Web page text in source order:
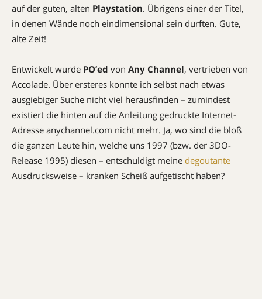
auf der guten, alten Playstation. Übrigens einer der Titel,
in denen Wände noch eindimensional sein durften. Gute,
alte Zeit!
Entwickelt wurde PO’ed von Any Channel, vertrieben von
Accolade. Über ersteres konnte ich selbst nach etwas
ausgiebiger Suche nicht viel herausfinden – zumindest
existiert die hinten auf die Anleitung gedruckte Internet-
Adresse anychannel.com nicht mehr. Ja, wo sind die bloß
die ganzen Leute hin, welche uns 1997 (bzw. der 3DO-
Release 1995) diesen – entschuldigt meine degoutante
Ausdrucksweise – kranken Scheiß aufgetischt haben?